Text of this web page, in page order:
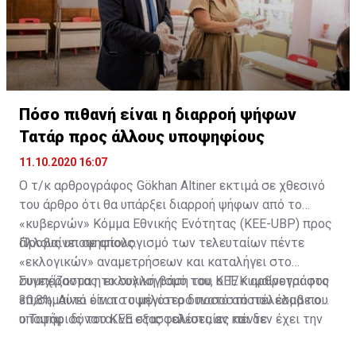
Πόσο πιθανή είναι η διαρροή ψήφων
Τατάρ προς άλλους υποψηφίους
11.10.2020 16:07
Ο τ/κ αρθρογράφος Gökhan Altiner εκτιμά σε χθεσινό
του άρθρο ότι θα υπάρξει διαρροή ψήφων από το
«κυβερνών» Κόμμα Εθνικής Ενότητας (KEE-UBP) προς
άλλους υποψηφίους.
Προβαίνει σε απολογισμό των τελευταίων πέντε
«εκλογικών» αναμετρήσεων και καταλήγει στο
συμπέρασμα η εκλογική βάση του ΚΕΕ κυμαίνεται στο
30,8%. Αυτό είναι το μέγιστο δυνατό αποτέλεσμα που
ο Τατάρ δύναται να εξασφαλίσει, αν και δεν έχει την
Συνεχίζοντας το συλλογισμό του, ο Τ/Κ αρθρογράφος
επισημαίνει ότι το υψηλότερο ποσοστό που έλαβε ο
υποψήφιος του ΚΕΕ στις τελευταίες πέντε